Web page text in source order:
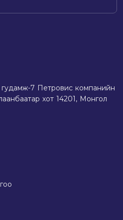
7 Петровис компанийн
хот 14201, Монгол